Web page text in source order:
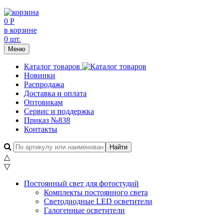
0 Р
в корзине
0 шт.
Меню
Каталог товаров
Новинки
Распродажа
Доставка и оплата
Оптовикам
Сервис и поддержка
Приказ №838
Контакты
△
▽
Постоянный свет для фотостудий
Комплекты постоянного света
Светодиодные LED осветители
Галогенные осветители